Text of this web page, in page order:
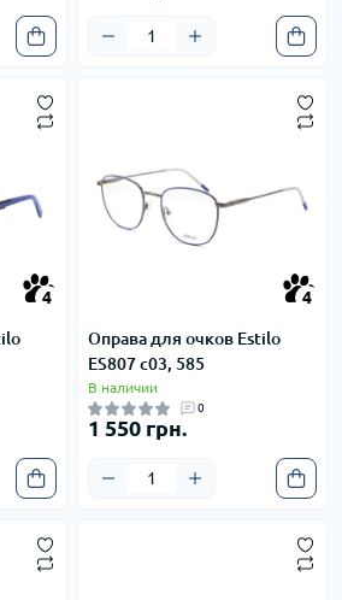
4
4 4
4
Оправа для очков Estilo
ES807 c03, 585
В наличии
0
1 550 грн.